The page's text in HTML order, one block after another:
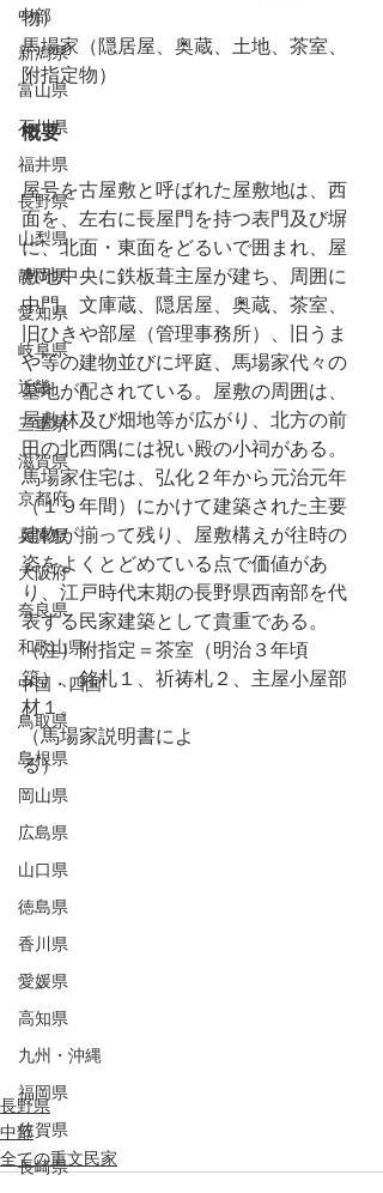
中部
新潟県
富山県
石川県
福井県
長野県
山梨県
静岡県
愛知県
岐阜県
近畿
三重県
滋賀県
京都府
兵庫県
大阪府
奈良県
和歌山県
中国・四国
鳥取県
島根県
岡山県
広島県
山口県
徳島県
香川県
愛媛県
高知県
九州・沖縄
福岡県
佐賀県
長崎県
物）
馬場家（隠居屋、奥蔵、土地、茶室、
附指定物）
概要
屋号を古屋敷と呼ばれた屋敷地は、西
面を、左右に長屋門を持つ表門及び塀
に、北面・東面をどるいで囲まれ、屋
敷地中央に鉄板葺主屋が建ち、周囲に
中門、文庫蔵、隠居屋、奥蔵、茶室、
旧ひきや部屋（管理事務所）、旧うま
や等の建物並びに坪庭、馬場家代々の
墓地が配されている。屋敷の周囲は、
屋敷林及び畑地等が広がり、北方の前
田の北西隅には祝い殿の小祠がある。
馬場家住宅は、弘化２年から元治元年
（１９年間）にかけて建築された主要
建物が揃って残り、屋敷構えが往時の
姿をよくとどめている点で価値があ
り、江戸時代末期の長野県西南部を代
表する民家建築として貴重である。
（注）附指定＝茶室（明治３年頃
築）、銘札１、祈祷札２、主屋小屋部
材１。
（馬場家説明書によ
る）
長野県
中部
全ての重文民家